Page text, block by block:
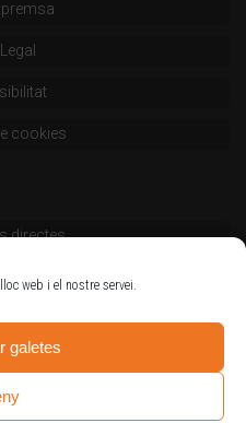
web i el nostre servei.
galetes
cookies
directes
oficials